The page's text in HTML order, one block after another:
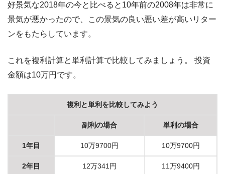
好景気な2018年の今と比べると10年前の2008年は非常に
景気が悪かったので、この景気の良い悪い差が高いリター
ンをもたらしています。
これを複利計算と単利計算で比較してみましょう。 投資
金額は10万円です。
複利と単利を比較してみよう
副利の場合 単利の場合
1年目 10万9700円 10万9700円
2年目 12万341円 11万9400円